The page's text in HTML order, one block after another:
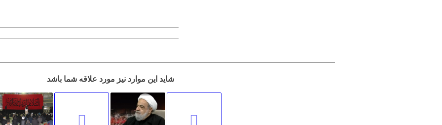
شاید این موارد نیز مورد علاقه شما باشد